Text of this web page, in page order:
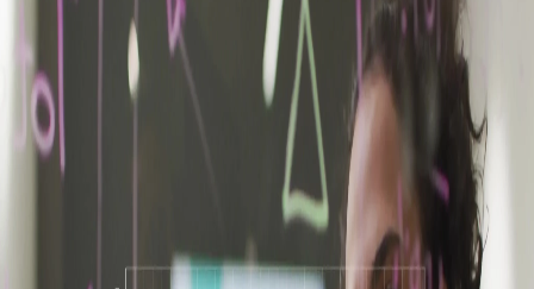
Campi/Unidades
Atendimento (21) 2574 8888
Conclua sua Matrícula
SOLICITE INFORMAÇÕES